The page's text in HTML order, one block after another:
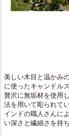
美しい木目と温かみ
に使ったキャンドル
贅沢に無垢材を使用
法を用いて彫られてい
インドの職人さんに
い深さと繊細さを持